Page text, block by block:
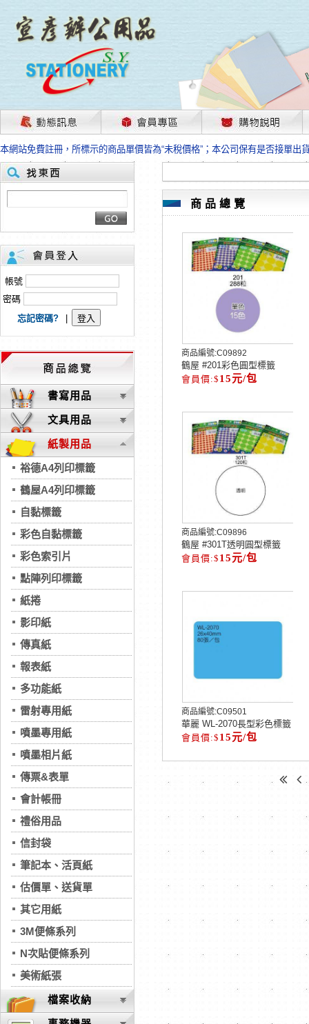
茲因國際情勢變化石油及塑化原物料波動漲幅甚大，部份上游供應商已採取
本網站免費註冊，所標示的商品單價皆為“未稅價格”；本公司保有是否接單出
HP、EPSON、CANON原廠耗材價格浮動，下單前請先跟客服人員確認最新
本網站免費註冊，所標示的商品單價皆為“未稅價格”；本公司保有是否接單出
匯款客戶請注意！因商品繁複來不及發現短缺，遂待客服人員跟您確認訂單
本網站免費註冊，所標示的商品單價皆為“未稅價格”；本公司保有是否接單出
茲因國際情勢變化石油及塑化原物料波動漲幅甚大，部份上游供應商已採取
本網站免費註冊，所標示的商品單價皆為“未稅價格”；本公司保有是否接單出
HP、EPSON、CANON原廠耗材價格浮動，下單前請先跟客服人員確認最新
本網站免費註冊，所標示的商品單價皆為“未稅價格”；本公司保有是否接單出
匯款客戶請注意！因商品繁複來不及發現短缺，遂待客服人員跟您確認訂單
本網站免費註冊，所標示的商品單價皆為“未稅價格”；本公司保有是否接單出
帳號
密碼
忘記密碼?
書寫用品
文具用品
紙製用品
裕德A4列印標籤
鶴屋A4列印標籤
自黏標籤
彩色自黏標籤
彩色索引片
點陣列印標籤
紙捲
影印紙
傳真紙
報表紙
多功能紙
雷射專用紙
噴墨專用紙
噴墨相片紙
傳票&表單
會計帳冊
禮俗用品
信封袋
筆記本、活頁紙
估價單、送貨單
其它用紙
3M便條系列
N次貼便條系列
美術紙張
檔案收納
商品總覽
商品編號:C09892
鶴屋 #201彩色圓型標籤
15元/包
商品編號:C09896
鶴屋 #301T透明圓型標籤
15元/包
商品編號:C09501
華麗 WL-2070長型彩色標籤
15元/包